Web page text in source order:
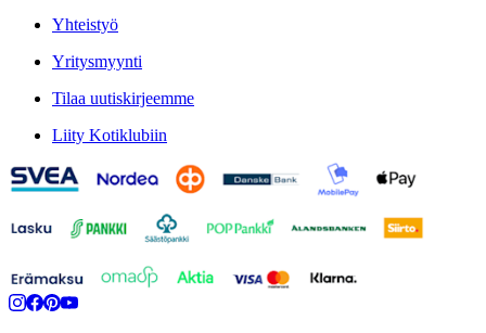
Yhteistyö
Yritysmyynti
Tilaa uutiskirjeemme
Liity Kotiklubiin